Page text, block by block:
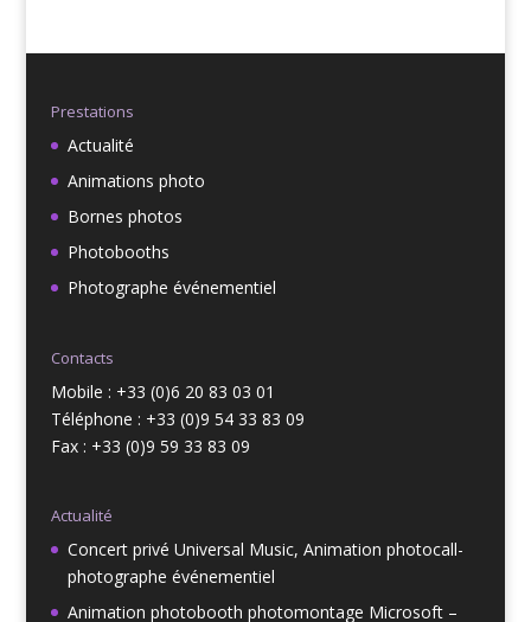
Prestations
Actualité
Animations photo
Bornes photos
Photobooths
Photographe événementiel
Contacts
Mobile : +33 (0)6 20 83 03 01
Téléphone : +33 (0)9 54 33 83 09
Fax : +33 (0)9 59 33 83 09
Actualité
Concert privé Universal Music, Animation photocall-
photographe événementiel
Animation photobooth photomontage Microsoft –